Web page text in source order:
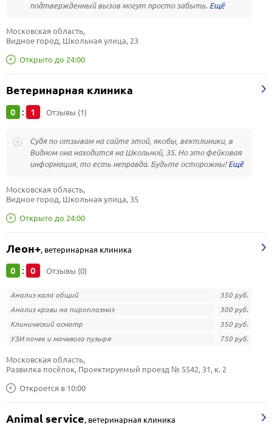
подтвержденный вызов могут просто забыть.
Открыто до 24:00
Московская область,
Видное город, Школьная улица, 23
Ветеринарная клиника
0 : 1 Отзывы (1)
Судя по отзывам на сайте этой, якобы, вектлиники, в
Видном она находится на Школьной, 35. Но это фейковая
информация, то есть неправда. Будьте осторожны!
Открыто до 24:00
Московская область,
Видное город, Школьная улица, 35
Леон+, ветеринарная клиника
0 : 0 Отзывы (0)
Анализ кала общий
350 руб.
Анализ крови на пироплазмоз
300 руб.
Клинический осмотр
350 руб.
УЗИ почек и мочевого пузыря
750 руб.
Откроется в 10:00
Московская область,
Развилка посёлок, Проектируемый проезд № 5542, 31, к. 2
Animal service, ветеринарная клиника